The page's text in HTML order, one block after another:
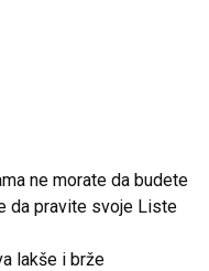
ne morate da budete
da pravite svoje Liste
lakše i brže